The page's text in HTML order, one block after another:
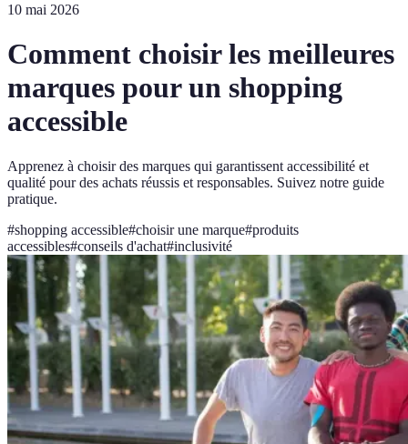
10 mai 2026
Comment choisir les meilleures
marques pour un shopping
accessible
Apprenez à choisir des marques qui garantissent accessibilité et
qualité pour des achats réussis et responsables. Suivez notre guide
pratique.
#shopping accessible#choisir une marque#produits
accessibles#conseils d'achat#inclusivité